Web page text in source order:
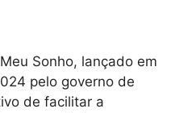
Sonho, lançado em
pelo governo de
de facilitar a